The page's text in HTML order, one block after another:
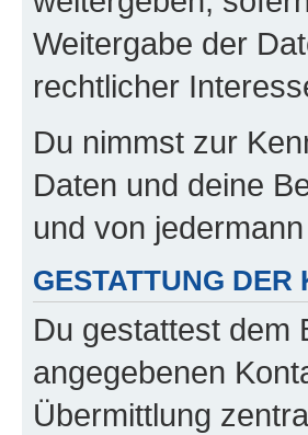
Weitergabe der
rechtlicher
Du nimmst zur
Daten und deine
und von
GESTATTUNG
Du gestattest dem
angegebenen
Übermittlung